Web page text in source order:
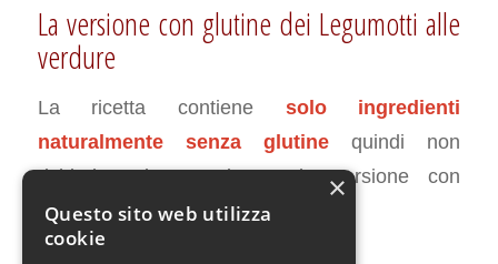
La versione con glutine dei Legumotti alle
verdure
La ricetta contiene solo ingredienti
naturalmente senza glutinequindi non
richiede adattamenti per la versione con
glutine.
×
Questo sito web utilizza
cookie